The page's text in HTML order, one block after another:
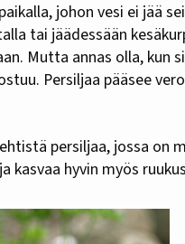
johon vesi ei jää
tai jäädessään
Mutta annas olla, kun
Persiljaa pääsee
persiljaa, jossa on
kasvaa hyvin myös